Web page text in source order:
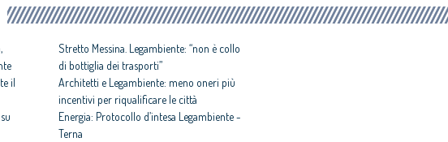
il
Stretto Messina. Legambiente: “non è collo
di bottiglia dei trasporti”
Architetti e Legambiente: meno oneri più
incentivi per riqualificare le città
Energia: Protocollo d’intesa Legambiente -
Terna